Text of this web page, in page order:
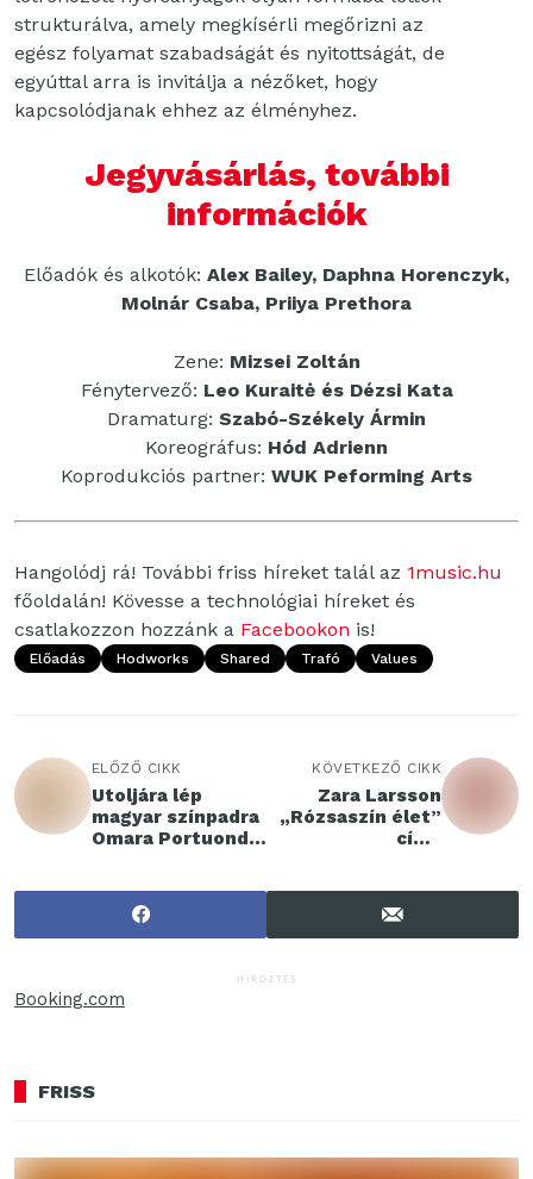
strukturálva, amely megkísérli megőrizni az
egész folyamat szabadságát és nyitottságát, de
egyúttal arra is invitálja a nézőket, hogy
kapcsolódjanak ehhez az élményhez.
Jegyvásárlás, további
információk
Előadók és alkotók: Alex Bailey, Daphna Horenczyk,
Molnár Csaba, Priiya Prethora
Zene: Mizsei Zoltán
Fénytervező: Leo Kuraitė és Dézsi Kata
Dramaturg: Szabó-Székely Ármin
Koreográfus: Hód Adrienn
Koprodukciós partner: WUK Peforming Arts
Hangolódj rá! További friss híreket talál az 1music.hu
főoldalán! Kövesse a technológiai híreket és
csatlakozzon hozzánk a Facebookon is!
Előadás Hodworks Shared Trafó Values
ELŐZŐ CIKK
Utoljára lép
magyar színpadra
Omara Portuondo,
KÖVETKEZŐ CIKK
Zara Larsson
„Rózsaszín élet”
című
új füstös
rózsaszín
prémium
HIRDETÉS
Booking.com
FRISS